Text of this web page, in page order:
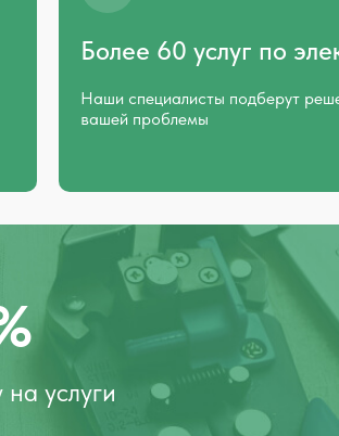
Более 60 услуг по
Наши специалисты подберут
вашей проблемы
услуги